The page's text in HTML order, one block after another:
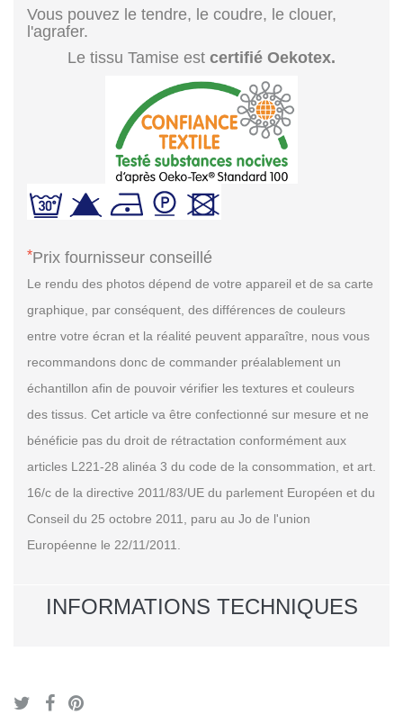
Vous pouvez le tendre, le coudre, le clouer,
l'agrafer.
Le tissu Tamise est certifié Oekotex.
*Prix fournisseur conseillé
Le rendu des photos dépend de votre appareil et de sa carte
graphique, par conséquent, des différences de couleurs
entre votre écran et la réalité peuvent apparaître, nous vous
recommandons donc de commander préalablement un
échantillon afin de pouvoir vérifier les textures et couleurs
des tissus. Cet article va être confectionné sur mesure et ne
bénéficie pas du droit de rétractation conformément aux
articles L221-28 alinéa 3 du code de la consommation, et art.
16/c de la directive 2011/83/UE du parlement Européen et du
Conseil du 25 octobre 2011, paru au Jo de l'union
Européenne le 22/11/2011.
INFORMATIONS TECHNIQUES